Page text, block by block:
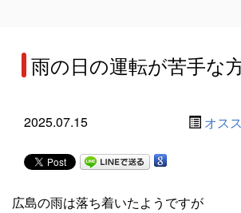
雨の日の運転が苦手な
2025.07.15 オス
広島の雨は落ち着いたようですが